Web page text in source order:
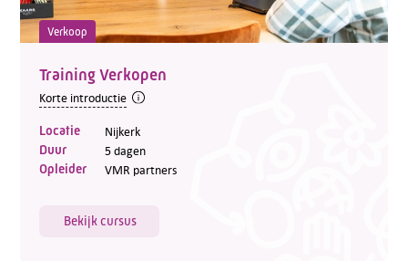
Verkoop
Training Verkopen
Korte introductie
Locatie Nijkerk
Duur 5 dagen
Opleider VMR partners
Bekijk cursus